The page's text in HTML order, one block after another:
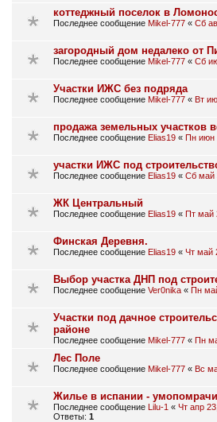
коттеджный поселок в
Последнее сообщение Mikel-777 « Сб
загородный дом недалеко от
Последнее сообщение Mikel-777 « Сб
Участки ИЖС без подряда
Последнее сообщение Mikel-777 « Вт
продажа земельных участков
Последнее сообщение Elias19 « Пн июн
участки ИЖС под
Последнее сообщение Elias19 « Сб май
ЖК Центральный
Последнее сообщение Elias19 « Пт май
Финская Деревня.
Последнее сообщение Elias19 « Чт май
Выбор участка ДНП под
Последнее сообщение Ver0nika « Пн
Участки под дачное
районе
Последнее сообщение Mikel-777 « Пн
Лес Поле
Последнее сообщение Mikel-777 « Вс
Жилье в испании -
Последнее сообщение Lilu-1 « Чт апр
Ответы: 1